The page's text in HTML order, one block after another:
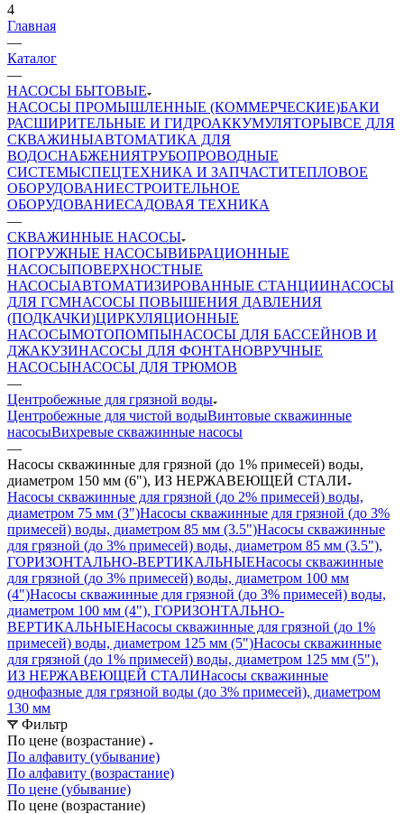
4
Главная
—
Каталог
—
НАСОСЫ БЫТОВЫЕ
НАСОСЫ ПРОМЫШЛЕННЫЕ (КОММЕРЧЕСКИЕ)БАКИ
РАСШИРИТЕЛЬНЫЕ И ГИДРОАККУМУЛЯТОРЫВСЕ ДЛЯ
СКВАЖИНЫАВТОМАТИКА ДЛЯ
ВОДОСНАБЖЕНИЯТРУБОПРОВОДНЫЕ
СИСТЕМЫСПЕЦТЕХНИКА И ЗАПЧАСТИТЕПЛОВОЕ
ОБОРУДОВАНИЕСТРОИТЕЛЬНОЕ
ОБОРУДОВАНИЕСАДОВАЯ ТЕХНИКА
—
СКВАЖИННЫЕ НАСОСЫ
ПОГРУЖНЫЕ НАСОСЫВИБРАЦИОННЫЕ
НАСОСЫПОВЕРХНОСТНЫЕ
НАСОСЫАВТОМАТИЗИРОВАННЫЕ СТАНЦИИНАСОСЫ
ДЛЯ ГСМНАСОСЫ ПОВЫШЕНИЯ ДАВЛЕНИЯ
(ПОДКАЧКИ)ЦИРКУЛЯЦИОННЫЕ
НАСОСЫМОТОПОМПЫНАСОСЫ ДЛЯ БАССЕЙНОВ И
ДЖАКУЗИНАСОСЫ ДЛЯ ФОНТАНОВРУЧНЫЕ
НАСОСЫНАСОСЫ ДЛЯ ТРЮМОВ
—
Центробежные для грязной воды
Центробежные для чистой водыВинтовые скважинные
насосыВихревые скважинные насосы
—
Насосы скважинные для грязной (до 1% примесей) воды,
диаметром 150 мм (6"), ИЗ НЕРЖАВЕЮЩЕЙ СТАЛИ
Насосы скважинные для грязной (до 2% примесей) воды,
диаметром 75 мм (3")Насосы скважинные для грязной (до 3%
примесей) воды, диаметром 85 мм (3.5")Насосы скважинные
для грязной (до 3% примесей) воды, диаметром 85 мм (3.5"),
ГОРИЗОНТАЛЬНО-ВЕРТИКАЛЬНЫЕНасосы скважинные
для грязной (до 3% примесей) воды, диаметром 100 мм
(4")Насосы скважинные для грязной (до 3% примесей) воды,
диаметром 100 мм (4"), ГОРИЗОНТАЛЬНО-
ВЕРТИКАЛЬНЫЕНасосы скважинные для грязной (до 1%
примесей) воды, диаметром 125 мм (5")Насосы скважинные
для грязной (до 1% примесей) воды, диаметром 125 мм (5"),
ИЗ НЕРЖАВЕЮЩЕЙ СТАЛИНасосы скважинные
однофазные для грязной воды (до 3% примесей), диаметром
130 мм
Фильтр
По цене (возрастание)
По алфавиту (убывание)
По алфавиту (возрастание)
По цене (убывание)
По цене (возрастание)